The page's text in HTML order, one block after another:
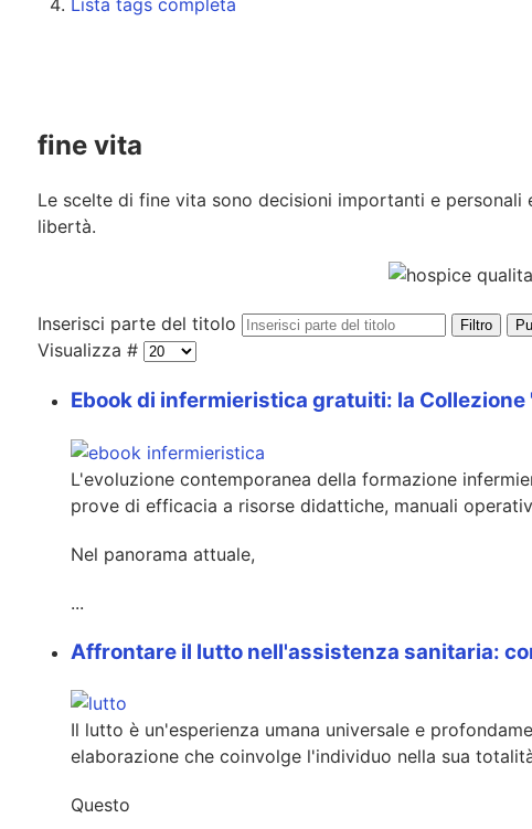
fine vita
Le scelte di fine vita sono decisioni importanti e personali
libertà.
Inserisci parte del titolo Filtro
Visualizza #
Ebook di infermieristica gratuiti: la Collezione
L'evoluzione contemporanea della formazione
prove di efficacia a risorse didattiche, manuali
Nel panorama attuale,
...
Affrontare il lutto nell'assistenza sanitaria:
Il lutto è un'esperienza umana universale e
elaborazione che coinvolge l'individuo nella sua
Questo